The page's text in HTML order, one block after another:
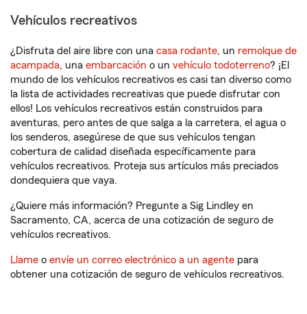
Vehículos recreativos
¿Disfruta del aire libre con una casa rodante, un remolque de
acampada, una embarcación o un vehículo todoterreno? ¡El
mundo de los vehículos recreativos es casi tan diverso como
la lista de actividades recreativas que puede disfrutar con
ellos! Los vehículos recreativos están construidos para
aventuras, pero antes de que salga a la carretera, el agua o
los senderos, asegúrese de que sus vehículos tengan
cobertura de calidad diseñada específicamente para
vehículos recreativos. Proteja sus artículos más preciados
dondequiera que vaya.
¿Quiere más información? Pregunte a Sig Lindley en
Sacramento, CA, acerca de una cotización de seguro de
vehículos recreativos.
Llame o envíe un correo electrónico a un agente para
obtener una cotización de seguro de vehículos recreativos.